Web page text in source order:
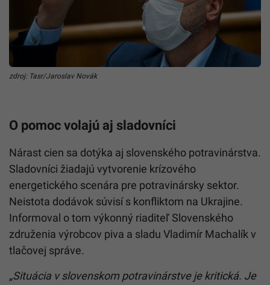
zdroj: Tasr/Jaroslav Novák
O pomoc volajú aj sladovníci
Nárast cien sa dotýka aj slovenského potravinárstva.
Sladovníci žiadajú vytvorenie krízového
energetického scenára pre potravinársky sektor.
Neistota dodávok súvisí s konfliktom na Ukrajine.
Informoval o tom výkonný riaditeľ Slovenského
združenia výrobcov piva a sladu Vladimír Machalík v
tlačovej správe.
„Situácia v slovenskom potravinárstve je kritická. Je